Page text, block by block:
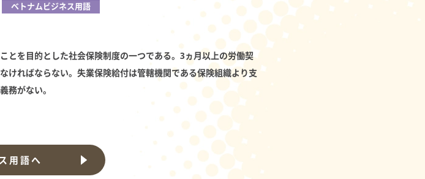
ベトナムビジネス用語
とを目的とした社会保険制度の一つである。3ヵ月以上の労働契
ければならない。失業保険給付は管轄機関である保険組織より支
務がない。
用語へ